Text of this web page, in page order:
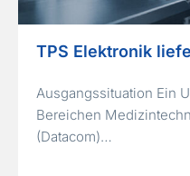
TPS Elektronik
Ausgangssituation Ein
Bereichen
(Datacom)…